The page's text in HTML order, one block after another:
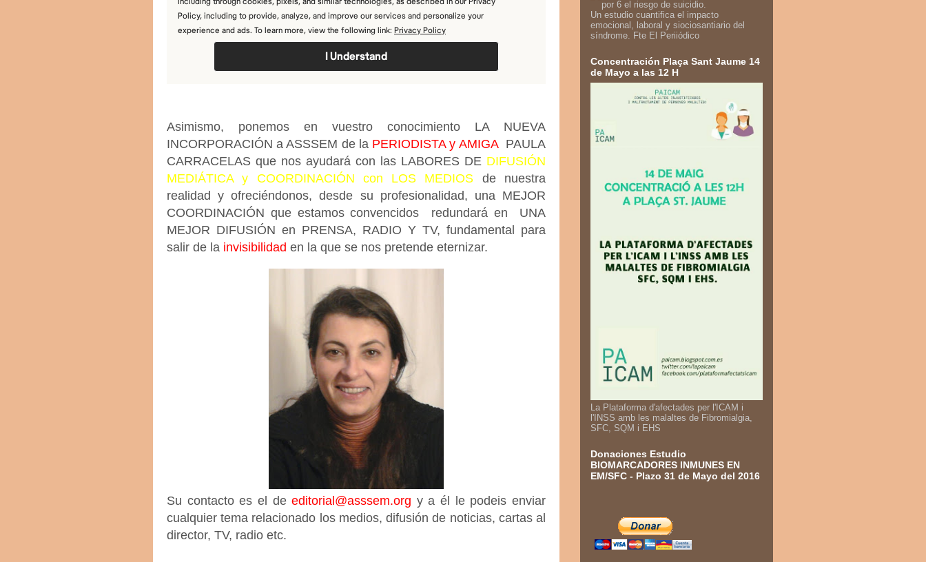
Asimismo, ponemos en vuestro conocimiento LA NUEVA
INCORPORACIÓN a ASSSEM de la PERIODISTA y AMIGA PAULA
CARRACELAS que nos ayudará con las LABORES DE DIFUSIÓN
MEDIÁTICA y COORDINACIÓN con LOS MEDIOS de nuestra
realidad y ofreciéndonos, desde su profesionalidad, una MEJOR
COORDINACIÓN que estamos convencidos redundará en UNA
MEJOR DIFUSIÓN en PRENSA, RADIO Y TV, fundamental para
salir de la invisibilidad en la que se nos pretende eternizar.
Su contacto es el deeditorial@asssem.org y a él le podeis enviar
cualquier tema relacionado los medios, difusión de noticias, cartas al
director, TV, radio etc.
Un estudio cuantifica el impacto
emocional, laboral y siociosantiario del
síndrome. Fte El Periiódico
Concentración Plaça Sant Jaume 14
de Mayo a las 12 H
La Plataforma d'afectades per l'ICAM i
l'INSS amb les malaltes de Fibromialgia,
SFC, SQM i EHS
Donaciones Estudio
BIOMARCADORES INMUNES EN
EM/SFC - Plazo 31 de Mayo del 2016